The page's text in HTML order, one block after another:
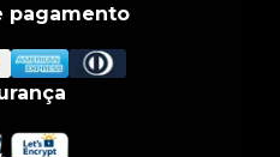
pagamento